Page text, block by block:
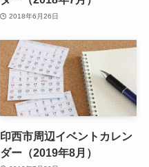
2018年6月26日
印西市周辺イベントカレン
ダー（2019年8月）